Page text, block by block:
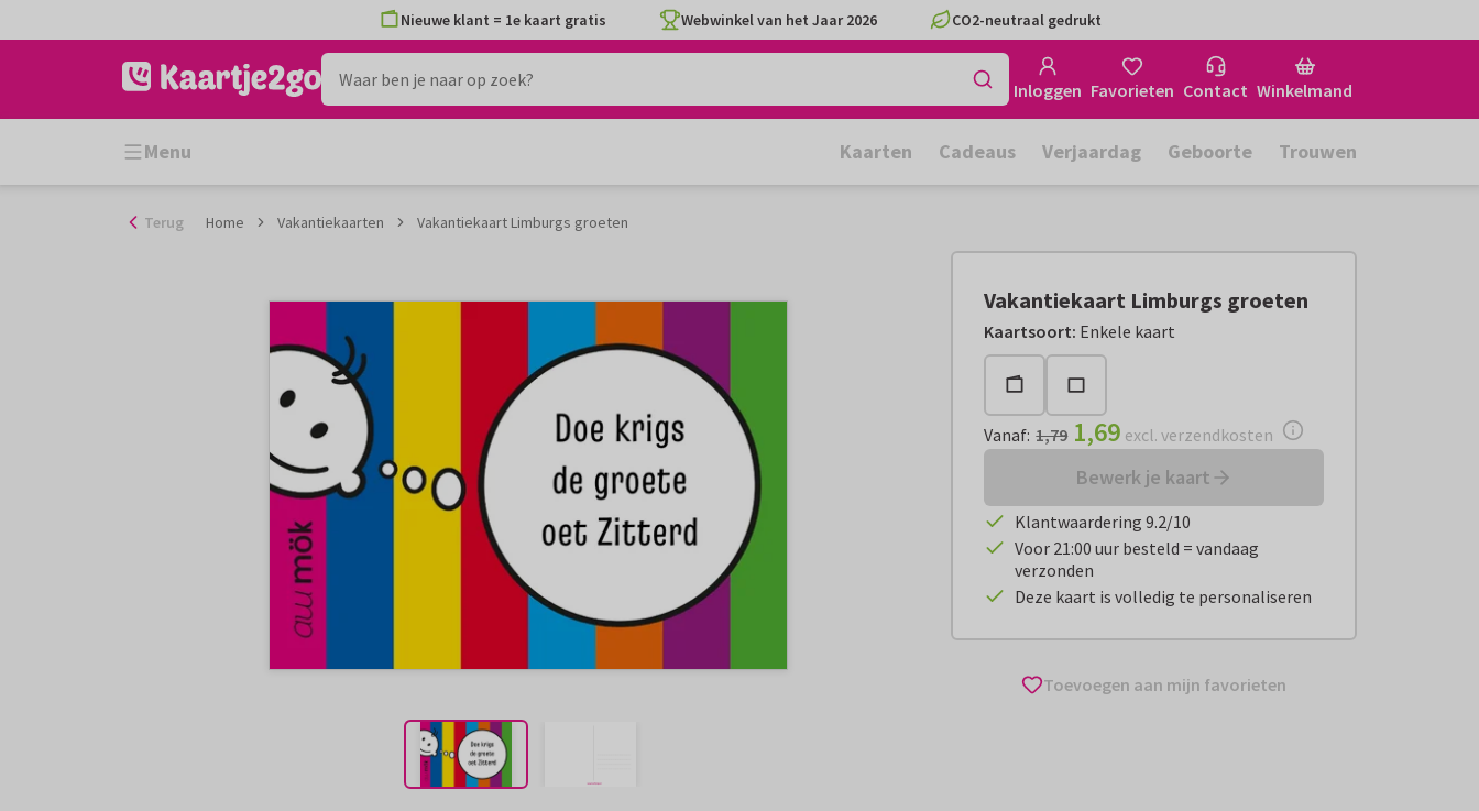
naar
Nieuwe klant = 1e kaart gratis Webwinkel van het Jaar 2026 CO2-neutraal gedrukt
Inloggen Favorieten Contact Winkelmand
Menu Kaarten Cadeaus Verjaardag Geboorte Trouwen
Terug Home Vakantiekaarten Vakantiekaart Limburgs groeten
Vakantiekaart Limburgs groeten
Kaartsoort: Enkele kaart
Vanaf:€ 1,69 excl. verzendkosten
Vanaf: 1,79 1,69 excl. verzendkosten
Bewerk je kaart
Klantwaardering 9.2/10
Voor 21:00 uur besteld = vandaag
verzonden
Deze kaart is volledig te personaliseren
Toevoegen aan mijn favorieten